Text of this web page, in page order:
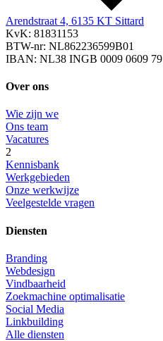
Arendstraat 4, 6135 KT Sittard
KvK: 81831153
BTW-nr: NL862236599B01
IBAN: NL38 INGB 0009 0609 79
Over ons
Wie zijn we
Ons team
Vacatures
2
Kennisbank
Werkgebieden
Onze werkwijze
Veelgestelde vragen
Diensten
Branding
Webdesign
Vindbaarheid
Zoekmachine optimalisatie
Social Media
Linkbuilding
Alle diensten